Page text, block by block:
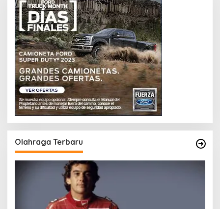
Olahraga Terbaru